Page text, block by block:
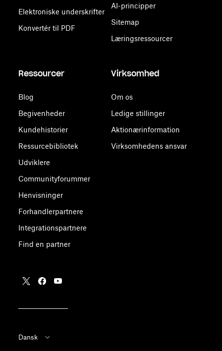
Elektroniske underskrifter
Konvertér til PDF
AI-principper
Sitemap
Læringsressourcer
Ressourcer
Blog
Begivenheder
Kundehistorier
Ressurcebibliotek
Udviklere
Communityforummer
Henvisninger
Forhandlerpartnere
Integrationspartnere
Find en partner
Virksomhed
Om os
Ledige stillinger
Aktionærinformation
Virksomhedens ansvar
Dansk